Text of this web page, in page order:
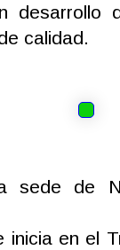
desarrollo
calidad.
sede de
inicia en el